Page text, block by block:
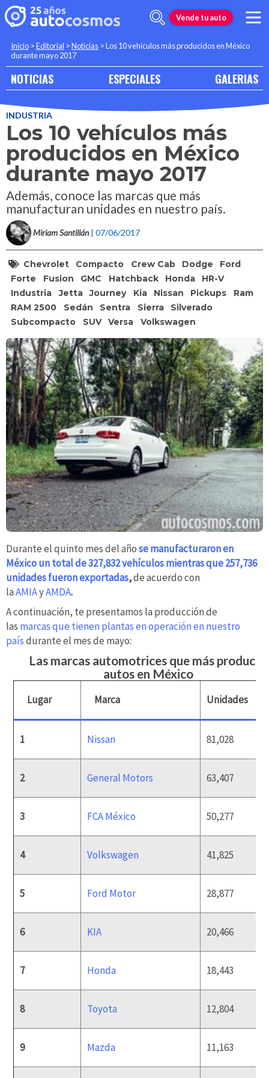
Vende tu auto
Inicio >Editorial >Noticias >Los 10 vehículos más producidos en México
durante mayo 2017
NOTICIAS ESPECIALES GALERIAS
INDUSTRIA
Los 10 vehículos más
producidos en México
durante mayo 2017
Además, conoce las marcas que más
manufacturan unidades en nuestro país.
Miriam Santillán | 07/06/2017
Chevrolet Compacto Crew Cab Dodge
Ford
Forte
Fusion GMC Hatchback Honda
HR-V
Industria
Jetta Journey Kia Nissan Pickups
Ram
RAM 2500
Sedán Sentra Sierra
Silverado
Subcompacto
SUV Versa Volkswagen
Durante el quinto mes del añose manufacturaron en
México un total de 327,832 vehículos mientras que 257,736
unidades fueron exportadas,de acuerdo con
laAMIAyAMDA.
A continuación, te presentamos la producción de
las marcas que tienen plantas en operación en nuestro
paísdurante el mes de mayo:
Las marcas automotrices que más producen
autos en México
Lugar Marca Unidades
1 Nissan 81,028
2 General Motors 63,407
3 FCA México 50,277
4 Volkswagen 41,825
5 Ford Motor 28,877
6 KIA 20,466
7 Honda 18,443
8 Toyota 12,804
9 Mazda 11,163